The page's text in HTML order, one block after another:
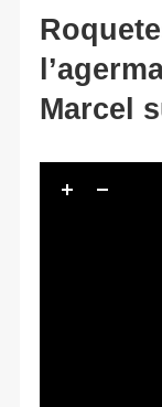
Marcel